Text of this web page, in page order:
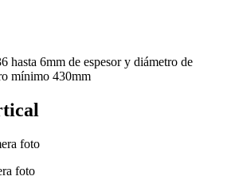
hasta 6mm de espesor y diámetro de
mínimo 430mm